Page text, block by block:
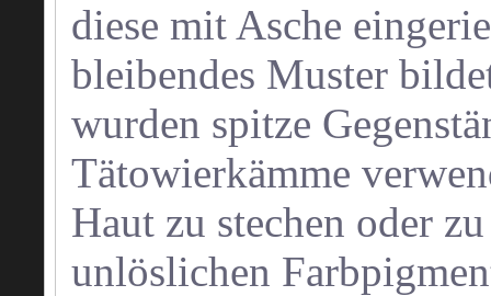
diese mit Asche
bleibendes Muster
wurden spitze
Tätowierkämme
Haut zu stechen oder
unlöslichen